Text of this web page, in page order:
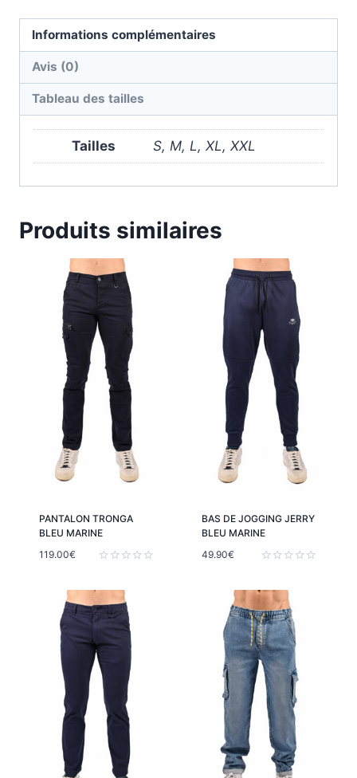
Informations complémentaires
Avis (0)
Tableau des tailles
Tailles S, M, L, XL, XXL
Produits similaires
PANTALON TRONGA
BLEU MARINE
5
119.00€
BAS DE JOGGING JERRY
BLEU MARINE
sur
49.90€